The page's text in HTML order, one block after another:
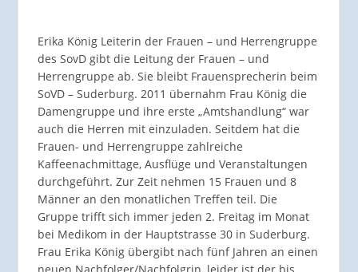
Erika König Leiterin der Frauen – und Herrengruppe
des SovD gibt die Leitung der Frauen – und
Herrengruppe ab. Sie bleibt Frauensprecherin beim
SoVD – Suderburg. 2011 übernahm Frau König die
Damengruppe und ihre erste „Amtshandlung“ war
auch die Herren mit einzuladen. Seitdem hat die
Frauen- und Herrengruppe zahlreiche
Kaffeenachmittage, Ausflüge und Veranstaltungen
durchgeführt. Zur Zeit nehmen 15 Frauen und 8
Männer an den monatlichen Treffen teil. Die
Gruppe trifft sich immer jeden 2. Freitag im Monat
bei Medikom in der Hauptstrasse 30 in Suderburg.
Frau Erika König übergibt nach fünf Jahren an einen